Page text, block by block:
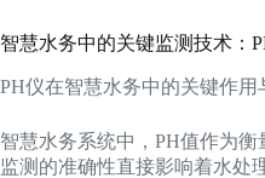
智慧水务中的关键监测技术：
PH仪在智慧水务中的关键作用
智慧水务系统中，PH值作为
监测的准确性直接影响着水处